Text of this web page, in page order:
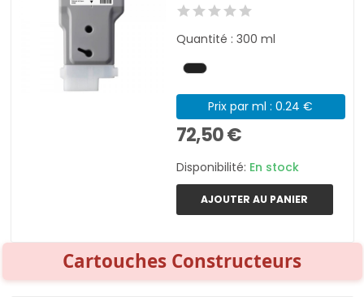
Quantité : 300 ml
Prix par ml : 0.24 €
72,50 €
Disponibilité: En stock
AJOUTER AU PANIER
Cartouches Constructeurs